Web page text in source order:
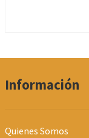
Información
Quienes Somos